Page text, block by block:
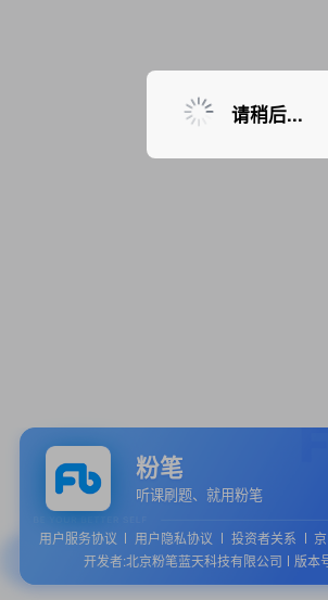
暂无课程，敬请期待
粉笔
听课刷题、就用粉笔
用户服务协议 用户隐私协议 投资者关系
开发者:北京粉笔蓝天科技有限公司
版本
请稍后...